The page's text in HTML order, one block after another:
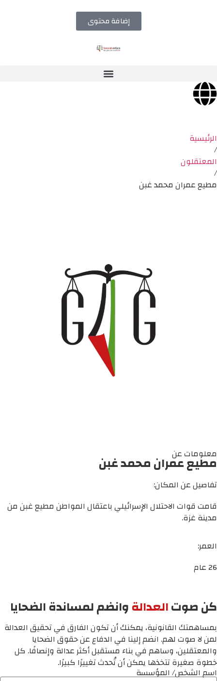
إضافة محتوى
الرئيسية
/
المعتقلون
/
مطيع عمران محمد غبن
معلومات عن
مطيع عمران محمد غبن
تفاصيل عن المكان:
قامت قوات الاحتلال الإسرائيلي باعتقال المواطن مطيع غبن من
مدينة غزة.
العمر:
26 عام
كن صوتالعدالةوانضم لمساندة الضحايا
بمساهمتك القانونية، يمكنك أن تكون الفارق في تحقيق العدالة
لمن لا صوت لهم. انضم إلينا في الدفاع عن حقوق الضحايا
والمعتقلين، وساهم في بناء مستقبل أكثر عدالة وإنصافًا. كل
خطوة صغيرة تتخذها يمكن أن تُحدث تغييرًا كبيرًا.
اسم الشخص/ المؤسسة